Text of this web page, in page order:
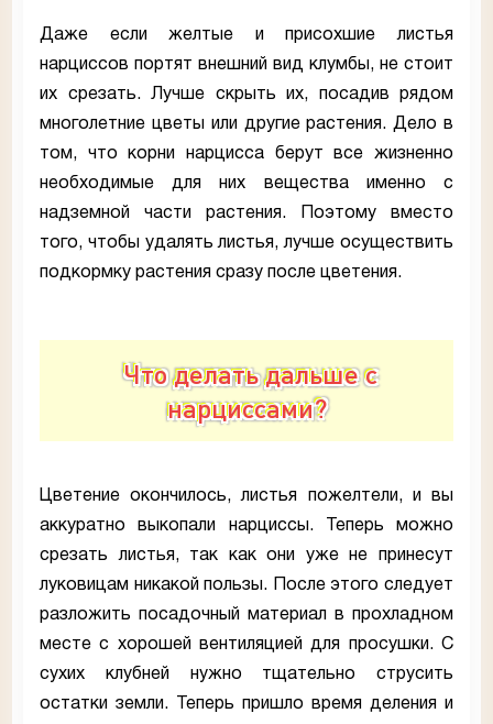
Даже если желтые и присохшие листья
нарциссов портят внешний вид клумбы, не стоит
их срезать. Лучше скрыть их, посадив рядом
многолетние цветы или другие растения. Дело в
том, что корни нарцисса берут все жизненно
необходимые для них вещества именно с
надземной части растения. Поэтому вместо
того, чтобы удалять листья, лучше осуществить
подкормку растения сразу после цветения.
Что делать дальше с
нарциссами?
Цветение окончилось, листья пожелтели, и вы
аккуратно выкопали нарциссы. Теперь можно
срезать листья, так как они уже не принесут
луковицам никакой пользы. После этого следует
разложить посадочный материал в прохладном
месте с хорошей вентиляцией для просушки. С
сухих клубней нужно тщательно струсить
остатки земли. Теперь пришло время деления и